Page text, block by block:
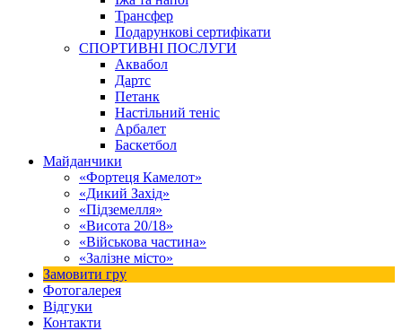
Трансфер
Подарункові сертифікати
СПОРТИВНІ ПОСЛУГИ
Аквабол
Дартс
Петанк
Настільний теніс
Арбалет
Баскетбол
Майданчики
«Фортеця Камелот»
«Дикий Захід»
«Підземелля»
«Висота 20/18»
«Військова частина»
«Залізне місто»
Замовити гру
Фотогалерея
Відгуки
Контакти